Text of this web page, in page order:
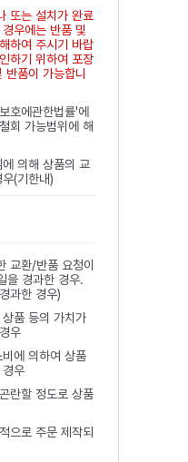
또는 설치가 완료
우에는 반품 및
하여 주시기 바랍
하기 위하여 포장
품이 가능합니
호에관한법률'에
회 가능범위에 해
의해 상품의 교
(기한내)
교환/반품 요청이
을 경과한 경우.
과한 경우)
품 등의 가치가
우
에 의하여 상품
우
란할 정도로 상품
으로 주문 제작되